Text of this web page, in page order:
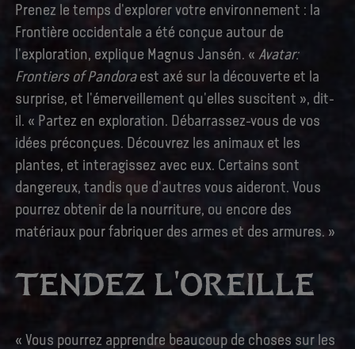
Prenez le temps d'explorer votre environnement : la
Frontière occidentale a été conçue autour de
l'exploration, explique Magnus Jansén. « Avatar:
Frontiers of Pandoraest axé sur la découverte et la
surprise, et l'émerveillement qu'elles suscitent », dit-
il. « Partez en exploration. Débarrassez-vous de vos
idées préconçues. Découvrez les animaux et les
plantes, et interagissez avec eux. Certains sont
dangereux, tandis que d'autres vous aideront. Vous
pourrez obtenir de la nourriture, ou encore des
matériaux pour fabriquer des armes et des armures. »
TENDEZ L'OREILLE
« Vous pourrez apprendre beaucoup de choses sur les